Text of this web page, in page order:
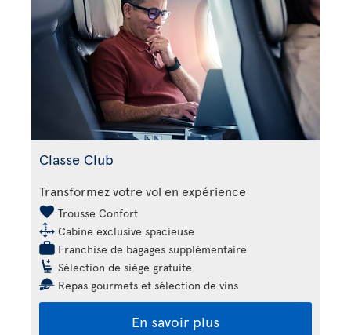
Classe Club
Transformez votre vol en expérience
Trousse Confort
Cabine exclusive spacieuse
Franchise de bagages supplémentaire
Sélection de siège gratuite
Repas gourmets et sélection de vins
En savoir plus